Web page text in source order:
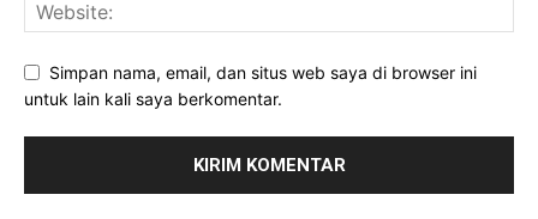
Simpan nama, email, dan situs web saya di browser ini
untuk lain kali saya berkomentar.